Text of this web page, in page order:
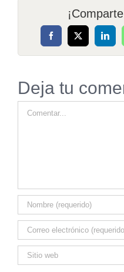
Facebook
X
Deja tu